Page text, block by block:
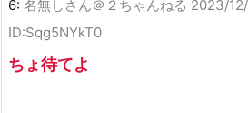
6: 名無しさん＠２ちゃんねる 2023/
ID:Sqg5NYkT0
ちょ待てよ